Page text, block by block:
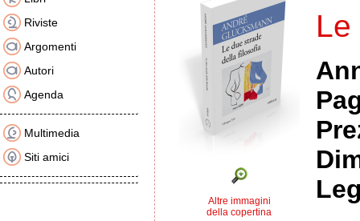
Riviste
Argomenti
Autori
Agenda
Multimedia
Siti amici
Altre immagini
della copertina